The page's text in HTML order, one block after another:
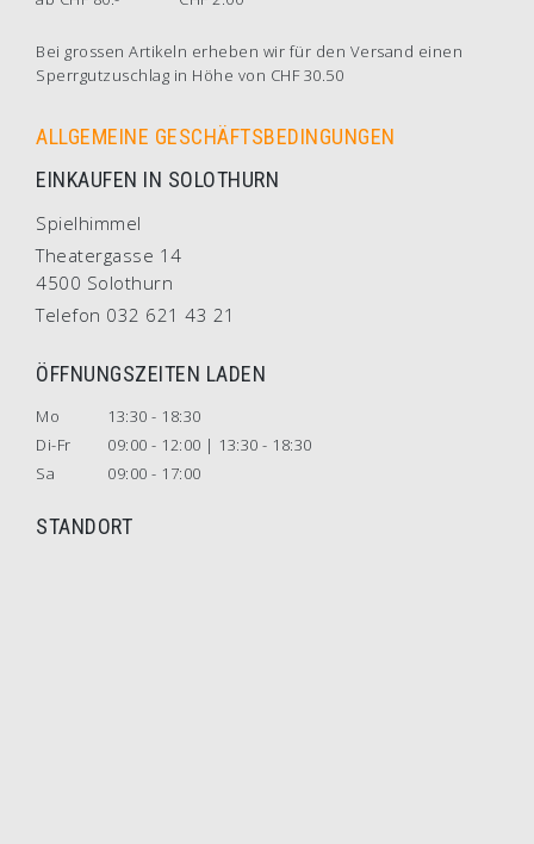
Bei grossen Artikeln erheben wir für den Versand einen
Sperrgutzuschlag in Höhe von CHF 30.50
ALLGEMEINE GESCHÄFTSBEDINGUNGEN
EINKAUFEN IN SOLOTHURN
Spielhimmel
Theatergasse 14
4500 Solothurn
Telefon 032 621 43 21
ÖFFNUNGSZEITEN LADEN
Mo
13:30 - 18:30
Di-Fr
09:00 - 12:00 | 13:30 - 18:30
Sa
09:00 - 17:00
STANDORT